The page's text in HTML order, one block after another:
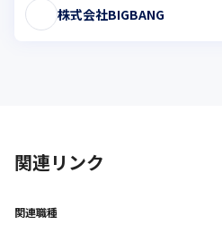
株式会社BIGBANG
関連リンク
関連職種